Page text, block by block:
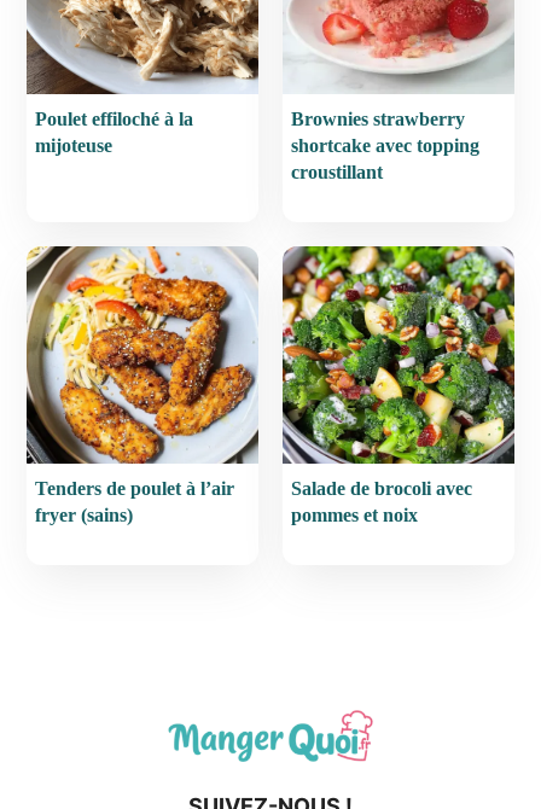
Poulet effiloché à la
mijoteuse
Brownies strawberry
shortcake avec topping
croustillant
Tenders de poulet à l’air
fryer (sains)
Salade de brocoli avec
pommes et noix